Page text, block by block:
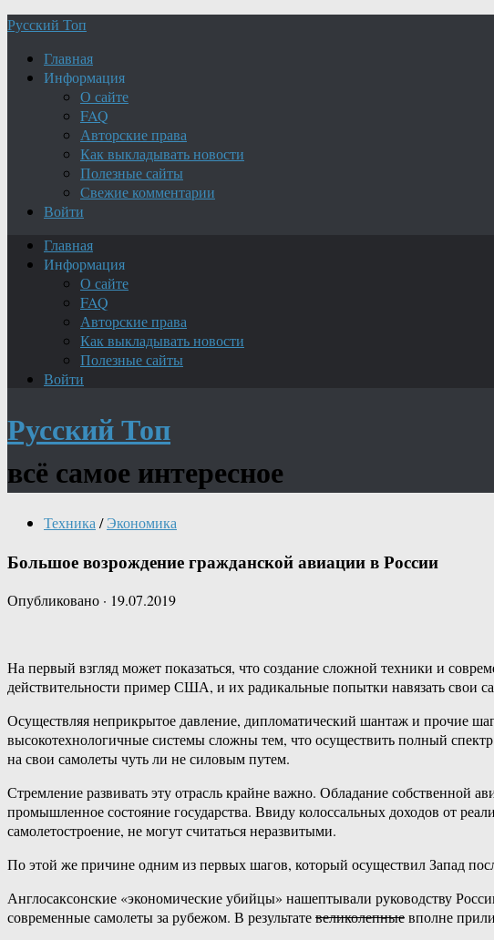
Русский Топ
Главная
Информация
О сайте
FAQ
Авторские права
Как выкладывать новости
Полезные сайты
Свежие комментарии
Войти
Главная
Информация
О сайте
FAQ
Авторские права
Как выкладывать новости
Полезные сайты
Войти
Русский Топ
всё самое интересное
Техника / Экономика
Большое возрождение гражданской авиации в России
Опубликовано · 19.07.2019
На первый взгляд может показаться, что создание сложной техники и
действительности пример США, и их радикальные попытки навязать свои
Осуществляя неприкрытое давление, дипломатический шантаж и прочие
высокотехнологичные системы сложны тем, что осуществить полный
на свои самолеты чуть ли не силовым путем.
Стремление развивать эту отрасль крайне важно. Обладание
промышленное состояние государства. Ввиду колоссальных доходов от
самолетостроение, не могут считаться неразвитыми.
По этой же причине одним из первых шагов, который осуществил Запад
Англосаксонские «экономические убийцы» нашептывали руководству
современные самолеты за рубежом. В результатевеликолепныевполне